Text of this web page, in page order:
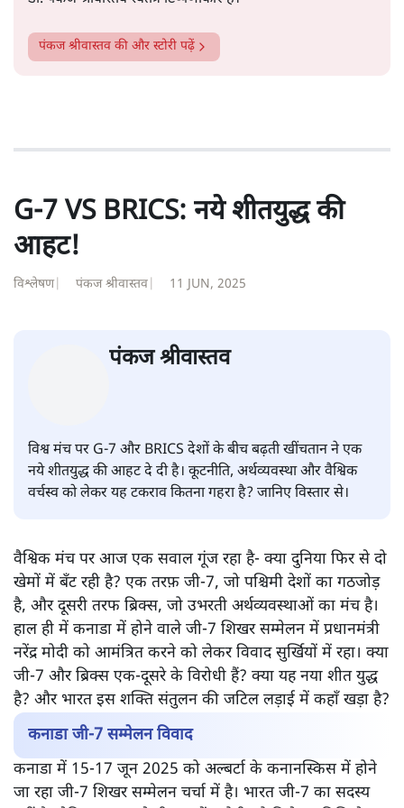
डॉ. पंकज श्रीवास्तव स्वतंत्र टिप्पणीकार हैं।
पंकज श्रीवास्तव
आहट!
विश्लेषण| पंकज श्रीवास्तव| 11 JUN, 2025
पंकज श्रीवास्तव
विश्व मंच पर G-7 और BRICS देशों के बीच बढ़ती खींचतान ने एक
नये शीतयुद्ध की आहट दे दी है। कूटनीति, अर्थव्यवस्था और वैश्विक
वर्चस्व को लेकर यह टकराव कितना गहरा है? जानिए विस्तार से।